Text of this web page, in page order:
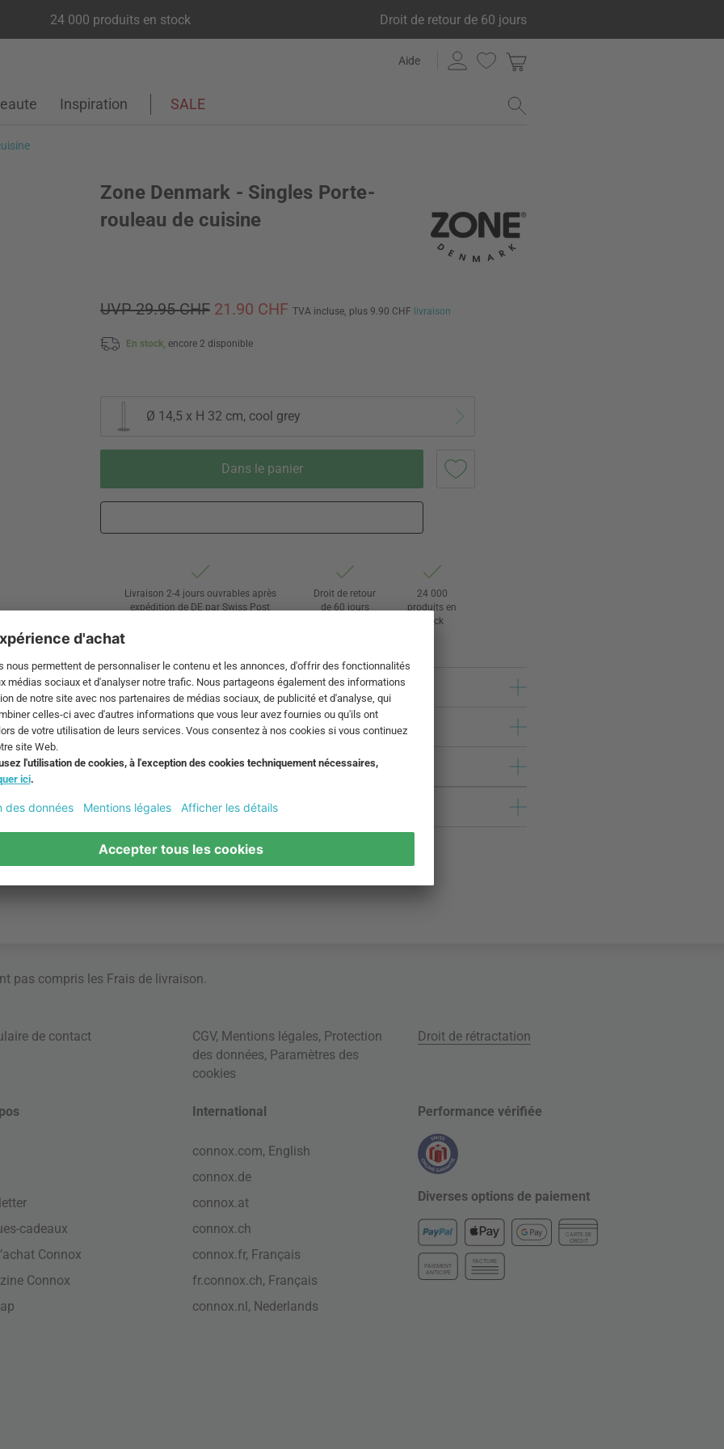
24 000 produits en stock Droit de retour de 60 jours
Aide
Inspiration SALE
Zone Denmark - Singles Porte-
rouleau de cuisine
UVP 29.95 CHF 21.90 CHF TVA incluse, plus 9.90 CHF livraison
En stock, encore 2 disponible
Ø 14,5 x H 32 cm, cool grey
Dans le panier
Livraison 2-4 jours ouvrables après
expédition de DE par Swiss Post
Droit de retour
de 60 jours
24 000
produits en
stock
pas compris les Frais de livraison
de contact CGV, Mentions légales, Protection
des données, Paramètres des
cookies
Droit de rétractation
cadeaux
Connox
Connox
International
connox.com, English
connox.de
connox.at
connox.ch
connox.fr, Français
fr.connox.ch, Français
connox.nl, Nederlands
Performance vérifiée
Diverses options de paiement
CARTE DE
CRÉDIT
PAIEMENT
ANTICIPÉ
FACTURE